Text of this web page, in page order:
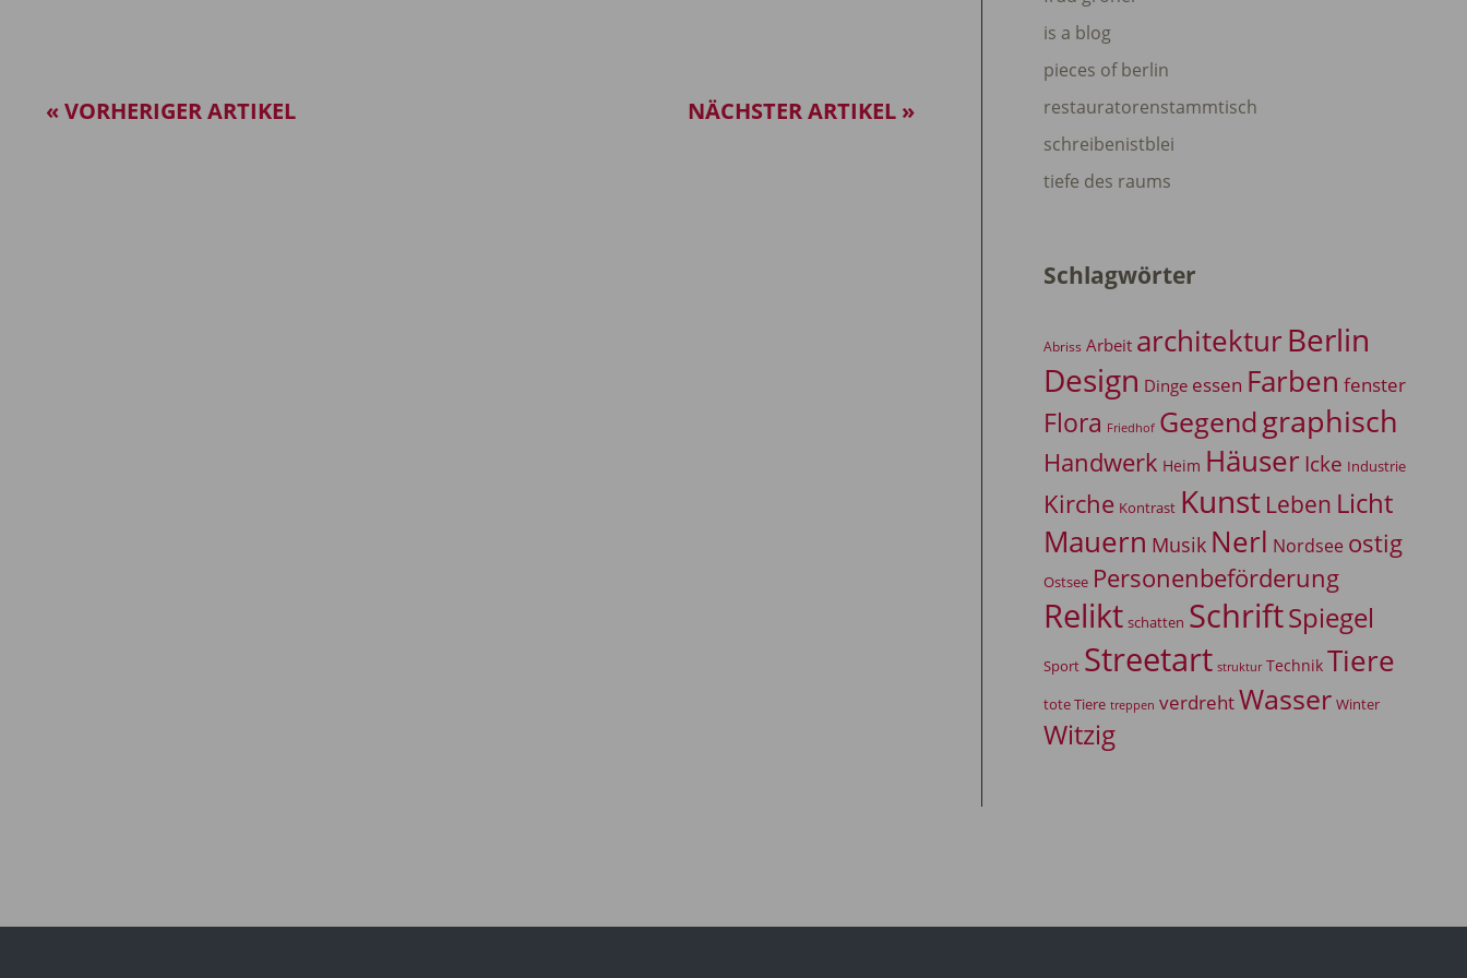
NÄCHSTER ARTIKEL »
« VORHERIGER ARTIKEL
is a blog
pieces of berlin
restauratorenstammtisch
schreibenistblei
tiefe des raums
Schlagwörter
Abriss Arbeit architekturBerlin
Design Dinge essen Farben fenster
Flora Friedhof Gegendgraphisch
Handwerk Heim Häuser Icke Industrie
Kirche Kontrast Kunst Leben Licht
Mauern Musik Nerl Nordsee ostig
Ostsee Personenbeförderung
Relikt schatten SchriftSpiegel
Sport Streetart struktur Technik Tiere
tote Tiere treppen verdrehtWasser Winter
Witzig